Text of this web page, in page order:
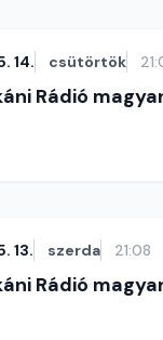
14. csütörtök
Rádió
13. szerda 21:08
Rádió